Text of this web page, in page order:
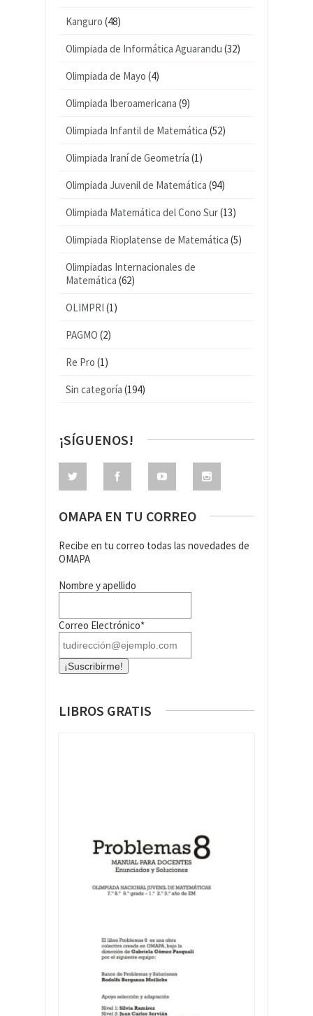
Kanguro (48)
Olimpiada de Informática Aguarandu (32)
Olimpiada de Mayo (4)
Olimpiada Iberoamericana (9)
Olimpiada Infantil de Matemática (52)
Olimpiada Iraní de Geometría (1)
Olimpiada Juvenil de Matemática (94)
Olimpiada Matemática del Cono Sur(13)
Olimpiada Rioplatense de Matemática (5)
Olimpiadas Internacionales de
Matemática (62)
OLIMPRI (1)
PAGMO (2)
Re Pro (1)
Sin categoría (194)
¡SÍGUENOS!
OMAPA EN TU CORREO
Recibe en tu correo todas las novedades de
OMAPA
Nombre y apellido
Correo Electrónico*
LIBROS GRATIS